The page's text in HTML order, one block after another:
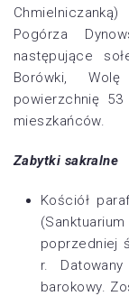
Pogórza
następujące
Borówki, Wolę
powierzchnię
mieszkańców.
Zabytki sakralne
Kościół
poprzedniej
r.
barokowy.